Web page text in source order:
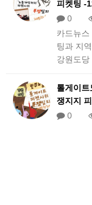
피켓팅 -
0
카드뉴
팅과 지
강원도
톨게이
쟁지지
0